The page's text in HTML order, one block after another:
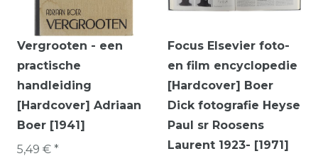
Vergrooten - een
practische
handleiding
[Hardcover] Adriaan
Boer [1941]
5,49 € *
Focus Elsevier foto-
en film encyclopedie
[Hardcover] Boer
Dick fotografie Heyse
Paul sr Roosens
Laurent 1923- [1971]